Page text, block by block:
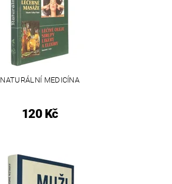
NATURÁLNÍ MEDICÍNA
120 Kč